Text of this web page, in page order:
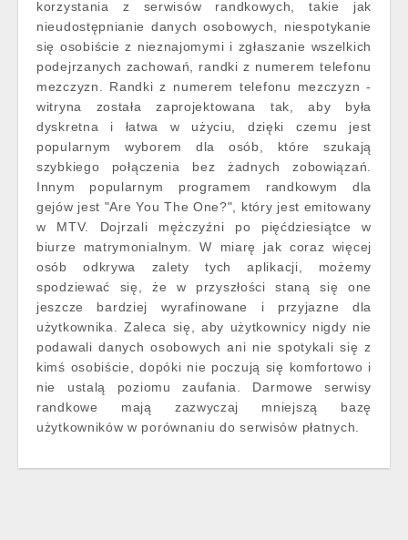
korzystania z serwisów randkowych, takie jak
nieudostępnianie danych osobowych, niespotykanie
się osobiście z nieznajomymi i zgłaszanie wszelkich
podejrzanych zachowań, randki z numerem telefonu
mezczyzn. Randki z numerem telefonu mezczyzn -
witryna została zaprojektowana tak, aby była
dyskretna i łatwa w użyciu, dzięki czemu jest
popularnym wyborem dla osób, które szukają
szybkiego połączenia bez żadnych zobowiązań.
Innym popularnym programem randkowym dla
gejów jest "Are You The One?", który jest emitowany
w MTV. Dojrzali mężczyźni po pięćdziesiątce w
biurze matrymonialnym. W miarę jak coraz więcej
osób odkrywa zalety tych aplikacji, możemy
spodziewać się, że w przyszłości staną się one
jeszcze bardziej wyrafinowane i przyjazne dla
użytkownika. Zaleca się, aby użytkownicy nigdy nie
podawali danych osobowych ani nie spotykali się z
kimś osobiście, dopóki nie poczują się komfortowo i
nie ustalą poziomu zaufania. Darmowe serwisy
randkowe mają zazwyczaj mniejszą bazę
użytkowników w porównaniu do serwisów płatnych.